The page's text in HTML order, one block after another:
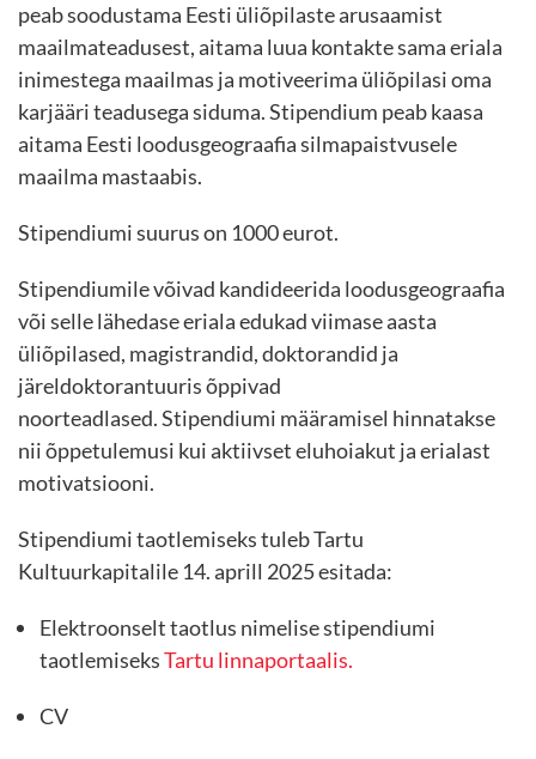
peab soodustama Eesti üliõpilaste arusaamist
maailmateadusest, aitama luua kontakte sama eriala
inimestega maailmas ja motiveerima üliõpilasi oma
karjääri teadusega siduma. Stipendium peab kaasa
aitama Eesti loodusgeograafia silmapaistvusele
maailma mastaabis.
Stipendiumi suurus on 1000 eurot.
Stipendiumile võivad kandideerida loodusgeograafia
või selle lähedase eriala edukad viimase aasta
üliõpilased, magistrandid, doktorandid ja
järeldoktorantuuris õppivad
noorteadlased. Stipendiumi määramisel hinnatakse
nii õppetulemusi kui aktiivset eluhoiakut ja erialast
motivatsiooni.
Stipendiumi taotlemiseks tuleb Tartu
Kultuurkapitalile 14. aprill 2025 esitada:
Elektroonselt taotlus nimelise stipendiumi
taotlemiseksTartu linnaportaalis.
CV